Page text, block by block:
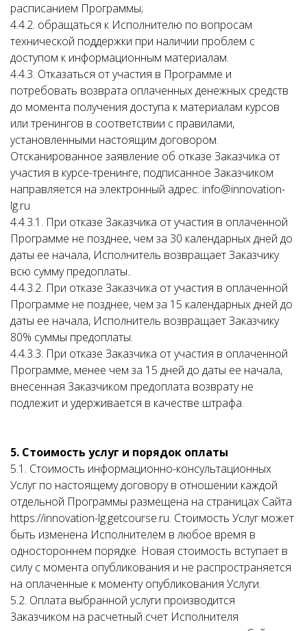
расписанием Программы;
4.4.2. обращаться к Исполнителю по вопросам
технической поддержки при наличии проблем с
доступом к информационным материалам.
4.4.3. Отказаться от участия в Программе и
потребовать возврата оплаченных денежных средств
до момента получения доступа к материалам курсов
или тренингов в соответствии с правилами,
установленными настоящим договором.
Отсканированное заявление об отказе Заказчика от
участия в курсе-тренинге, подписанное Заказчиком
направляется на электронный адрес: info@innovation-
lg.ru
4.4.3.1. При отказе Заказчика от участия в оплаченной
Программе не позднее, чем за 30 календарных дней до
даты ее начала, Исполнитель возвращает Заказчику
всю сумму предоплаты..
4.4.3.2. При отказе Заказчика от участия в оплаченной
Программе не позднее, чем за 15 календарных дней до
даты ее начала, Исполнитель возвращает Заказчику
80% суммы предоплаты.
4.4.3.3. При отказе Заказчика от участия в оплаченной
Программе, менее чем за 15 дней до даты ее начала,
внесенная Заказчиком предоплата возврату не
подлежит и удерживается в качестве штрафа.
5. Стоимость услуг и порядок оплаты
5.1. Стоимость информационно-консультационных
Услуг по настоящему договору в отношении каждой
отдельной Программы размещена на страницах Сайта
https://innovation-lg.getcourse.ru. Стоимость Услуг может
быть изменена Исполнителем в любое время в
одностороннем порядке. Новая стоимость вступает в
силу с момента опубликования и не распространяется
на оплаченные к моменту опубликования Услуги.
5.2. Оплата выбранной услуги производится
Заказчиком на расчетный счет Исполнителя